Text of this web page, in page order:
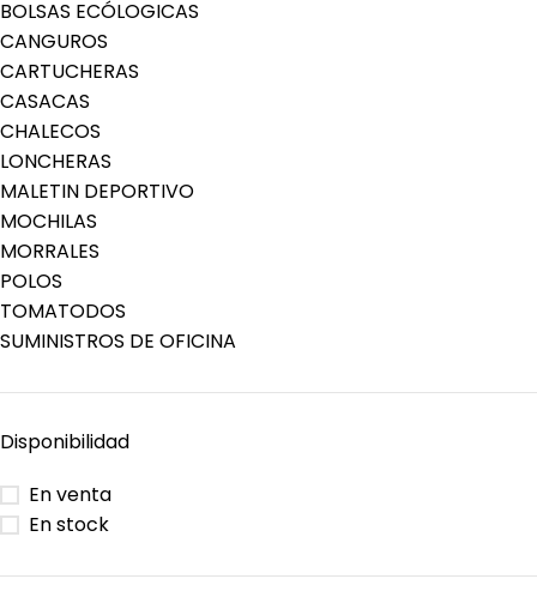
BOLSAS ECÓLOGICAS
CANGUROS
CARTUCHERAS
CASACAS
CHALECOS
LONCHERAS
MALETIN DEPORTIVO
MOCHILAS
MORRALES
POLOS
TOMATODOS
SUMINISTROS DE OFICINA
Disponibilidad
En venta
En stock